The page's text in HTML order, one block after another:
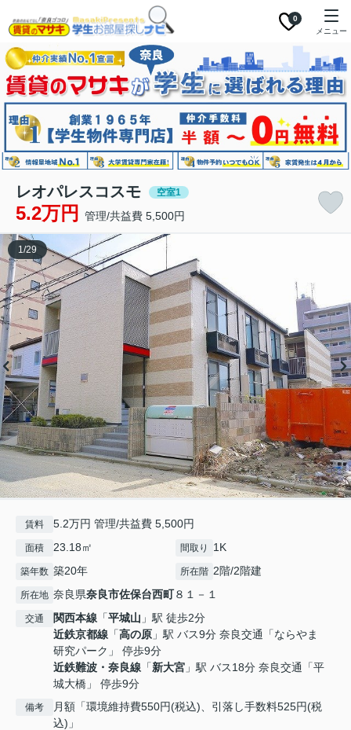
0
メニュー
レオパレスコスモ 空室1
5.2万円 管理/共益費 5,500円
1/29
賃料 5.2万円 管理/共益費 5,500円
面積 23.18㎡ 間取り 1K
築年数 築20年 所在階 2階/2階建
所在地 奈良県奈良市佐保台西町８１－１
交通 関西本線 「平城山 」駅 徒歩2分
近鉄京都線 「高の原 」駅 バス9分 奈良交通「ならやま
研究パーク」 停歩9分
近鉄難波・奈良線 「新大宮 」駅 バス18分 奈良交通「平
城大橋」 停歩9分
備考
月額「環境維持費550円(税込)、引落し手数料525円(税
込)」